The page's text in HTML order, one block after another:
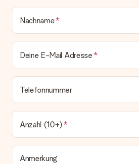
Nachname
Deine E-Mail Adresse
Telefonnummer
Anzahl (10+)
Anmerkung